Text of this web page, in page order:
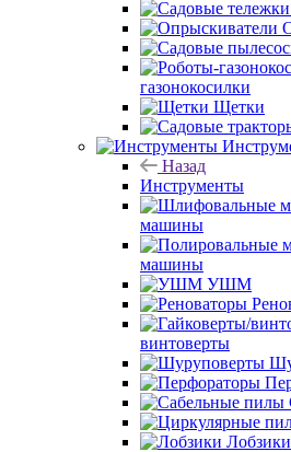
газонокосилки
Щетки
Назад
Инструменты
машины
машины
УШМ
винтоверты
Лобзики